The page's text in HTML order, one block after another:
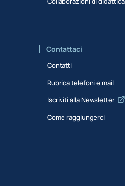
Contattaci
Contatti
Rubrica telefoni e mail
Iscriviti alla Newsletter
Come raggiungerci